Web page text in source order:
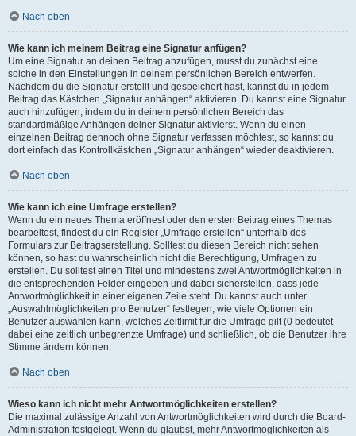
Nach oben
Wie kann ich meinem Beitrag eine Signatur anfügen?
Um eine Signatur an deinen Beitrag anzufügen, musst du zunächst eine
solche in den Einstellungen in deinem persönlichen Bereich entwerfen.
Nachdem du die Signatur erstellt und gespeichert hast, kannst du in jedem
Beitrag das Kästchen „Signatur anhängen“ aktivieren. Du kannst eine Signatur
auch hinzufügen, indem du in deinem persönlichen Bereich das
standardmäßige Anhängen deiner Signatur aktivierst. Wenn du einen
einzelnen Beitrag dennoch ohne Signatur verfassen möchtest, so kannst du
dort einfach das Kontrollkästchen „Signatur anhängen“ wieder deaktivieren.
Nach oben
Wie kann ich eine Umfrage erstellen?
Wenn du ein neues Thema eröffnest oder den ersten Beitrag eines Themas
bearbeitest, findest du ein Register „Umfrage erstellen“ unterhalb des
Formulars zur Beitragserstellung. Solltest du diesen Bereich nicht sehen
können, so hast du wahrscheinlich nicht die Berechtigung, Umfragen zu
erstellen. Du solltest einen Titel und mindestens zwei Antwortmöglichkeiten in
die entsprechenden Felder eingeben und dabei sicherstellen, dass jede
Antwortmöglichkeit in einer eigenen Zeile steht. Du kannst auch unter
„Auswahlmöglichkeiten pro Benutzer“ festlegen, wie viele Optionen ein
Benutzer auswählen kann, welches Zeitlimit für die Umfrage gilt (0 bedeutet
dabei eine zeitlich unbegrenzte Umfrage) und schließlich, ob die Benutzer ihre
Stimme ändern können.
Nach oben
Wieso kann ich nicht mehr Antwortmöglichkeiten erstellen?
Die maximal zulässige Anzahl von Antwortmöglichkeiten wird durch die Board-
Administration festgelegt. Wenn du glaubst, mehr Antwortmöglichkeiten als